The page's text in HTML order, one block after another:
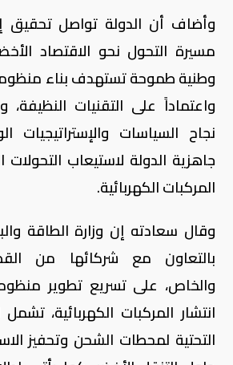
وأضاف أن الدولة تواصل تحقيق
مسيرة التحول نحو الاقتصاد
وطنية طموحة تستهدف بناء
واعتماداً على التقنيات النظيفة،
نجاح السياسات والإستراتيجيات
جاهزية الدولة لاستيعاب
المركبات الكهربائية.
وقال سعادته إن وزارة الطاقة
بالتعاون مع شركائها من
والخاص، على تسريع تطوير
انتشار المركبات الكهربائية،
التحتية لمحطات الشحن وتحفيز